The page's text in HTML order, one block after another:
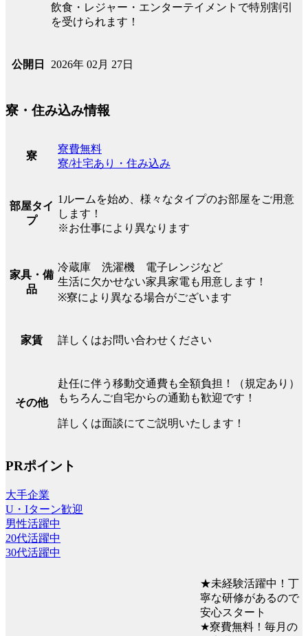
飲食・レジャー・エンターテイメントで特別割引
を受けられます！
公開日 2026年 02月 27日
寮・住み込み情報
寮
寮費無料
寮/社宅あり・住み込み
部屋タイ
プ
1ルームを始め、様々なタイプのお部屋をご用意
します！
※お仕事により異なります
家具・備
品
冷蔵庫 洗濯機 電子レンジなど
生活に欠かせない家具家電も用意します！
※寮により異なる場合がございます
家賃 詳しくはお問い合わせください
その他
赴任に伴う移動交通費も全額負担！（規定あり）
もちろんご自宅からの通勤も歓迎です！
詳しくは面談にてご説明いたします！
PRポイント
大手企業
U・Iターン歓迎
男性活躍中
20代活躍中
30代活躍中
★未経験活躍中！丁
寧な研修があるので
安心スタート
★寮費無料！毎月の